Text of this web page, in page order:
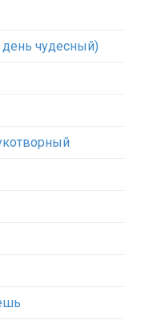
чудесный)